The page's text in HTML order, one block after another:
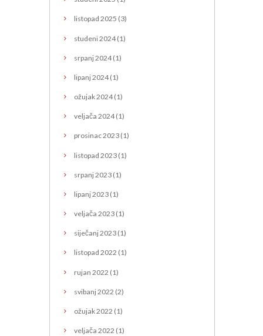
listopad 2025 (3)
studeni2024(1)
srpanj2024(1)
lipanj2024(1)
ožujak2024(1)
veljača 2024(1)
prosinac2023(1)
listopad 2023(1)
srpanj2023(1)
lipanj2023(1)
veljača 2023(1)
siječanj2023(1)
listopad 2022 (1)
rujan 2022 (1)
svibanj2022 (2)
ožujak2022 (1)
veljača 2022 (1)